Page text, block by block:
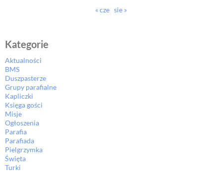
« cze sie »
Kategorie
Aktualności
BMS
Duszpasterze
Grupy parafialne
Kapliczki
Księga gości
Misje
Ogłoszenia
Parafia
Parafiada
Pielgrzymka
Święta
Turki